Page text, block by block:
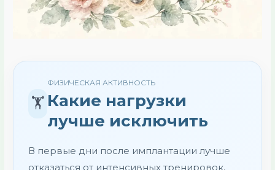
🏋️
ФИЗИЧЕСКАЯ АКТИВНОСТЬ
Какие нагрузки
лучше исключить
В первые дни после имплантации лучше
отказаться от интенсивных тренировок,